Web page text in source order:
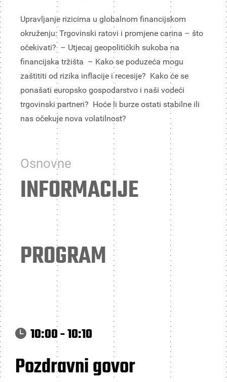
Upravljanje rizicima u globalnom financijskom
okruženju: Trgovinski ratovi i promjene carina – što
očekivati? – Utjecaj geopolitičkih sukoba na
financijska tržišta – Kako se poduzeća mogu
zaštititi od rizika inflacije i recesije? Kako će se
ponašati europsko gospodarstvo i naši vodeći
trgovinski partneri? Hoće li burze ostati stabilne ili
nas očekuje nova volatilnost?
Osnovne
INFORMACIJE
PROGRAM
10:00 - 10:10
Pozdravni govor